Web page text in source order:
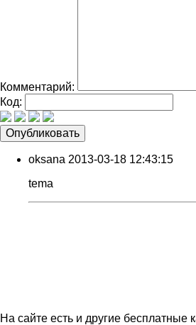
Комментарий:
Код:
oksana 2013-03-18 12:43:15
tema
На сайте есть и другие бесплатные